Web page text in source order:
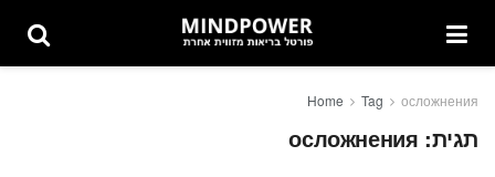
Home Tag осложнения
תגית: осложнения